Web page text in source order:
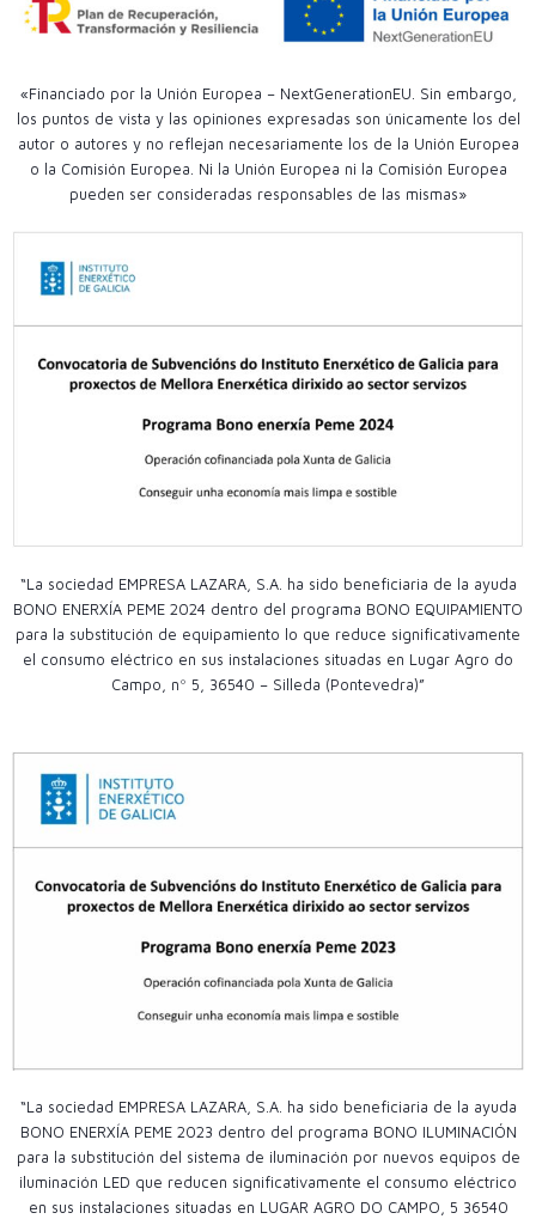
«Financiado por la Unión Europea – NextGenerationEU. Sin embargo,
los puntos de vista y las opiniones expresadas son únicamente los del
autor o autores y no reflejan necesariamente los de la Unión Europea
o la Comisión Europea. Ni la Unión Europea ni la Comisión Europea
pueden ser consideradas responsables de las mismas»
“La sociedad EMPRESA LAZARA, S.A. ha sido beneficiaria de la ayuda
BONO ENERXÍA PEME 2024 dentro del programa BONO EQUIPAMIENTO
para la substitución de equipamiento lo que reduce significativamente
el consumo eléctrico en sus instalaciones situadas en Lugar Agro do
Campo, nº 5, 36540 – Silleda (Pontevedra)”
“La sociedad EMPRESA LAZARA, S.A. ha sido beneficiaria de la ayuda
BONO ENERXÍA PEME 2023 dentro del programa BONO ILUMINACIÓN
para la substitución del sistema de iluminación por nuevos equipos de
iluminación LED que reducen significativamente el consumo eléctrico
en sus instalaciones situadas en LUGAR AGRO DO CAMPO, 5 36540